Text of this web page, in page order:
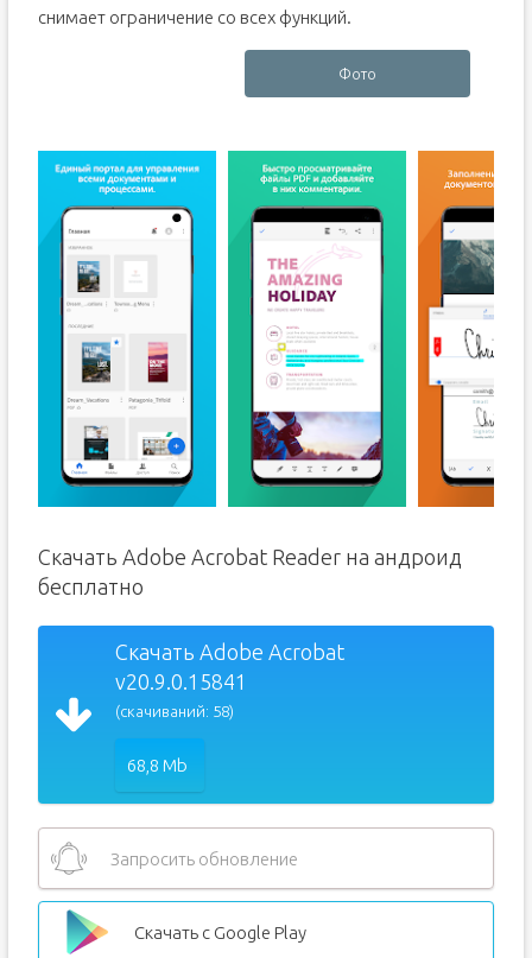
снимает ограничение со всех функций.
Фото
Скачать Adobe Acrobat Reader на андроид
бесплатно
Скачать Adobe Acrobat
v20.9.0.15841
(скачиваний: 58)
68,8 Mb
Запросить обновление
Скачать с Google Play